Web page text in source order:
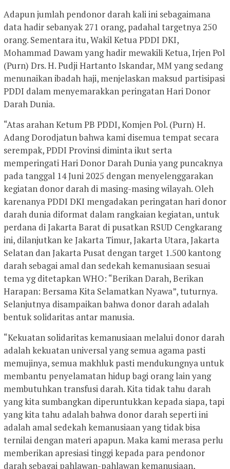
Adapun jumlah pendonor darah kali ini sebagaimana
data hadir sebanyak 271 orang, padahal targetnya 250
orang. Sementara itu, Wakil Ketua PDDI DKI,
Mohammad Dawam yang hadir mewakili Ketua, Irjen Pol
(Purn) Drs. H. Pudji Hartanto Iskandar, MM yang sedang
menunaikan ibadah haji, menjelaskan maksud partisipasi
PDDI dalam menyemarakkan peringatan Hari Donor
Darah Dunia.
“Atas arahan Ketum PB PDDI, Komjen Pol. (Purn) H.
Adang Dorodjatun bahwa kami disemua tempat secara
serempak, PDDI Provinsi diminta ikut serta
memperingati Hari Donor Darah Dunia yang puncaknya
pada tanggal 14 Juni 2025 dengan menyelenggarakan
kegiatan donor darah di masing-masing wilayah. Oleh
karenanya PDDI DKI mengadakan peringatan hari donor
darah dunia diformat dalam rangkaian kegiatan, untuk
perdana di Jakarta Barat di pusatkan RSUD Cengkarang
ini, dilanjutkan ke Jakarta Timur, Jakarta Utara, Jakarta
Selatan dan Jakarta Pusat dengan target 1.500 kantong
darah sebagai amal dan sedekah kemanusiaan sesuai
tema yg ditetapkan WHO: “Berikan Darah, Berikan
Harapan: Bersama Kita Selamatkan Nyawa”, tuturnya.
Selanjutnya disampaikan bahwa donor darah adalah
bentuk solidaritas antar manusia.
“Kekuatan solidaritas kemanusiaan melalui donor darah
adalah kekuatan universal yang semua agama pasti
memujinya, semua makhluk pasti mendukungnya untuk
membantu penyelamatan hidup bagi orang lain yang
membutuhkan transfusi darah. Kita tidak tahu darah
yang kita sumbangkan diperuntukkan kepada siapa, tapi
yang kita tahu adalah bahwa donor darah seperti ini
adalah amal sedekah kemanusiaan yang tidak bisa
ternilai dengan materi apapun. Maka kami merasa perlu
memberikan apresiasi tinggi kepada para pendonor
darah sebagai pahlawan-pahlawan kemanusiaan,